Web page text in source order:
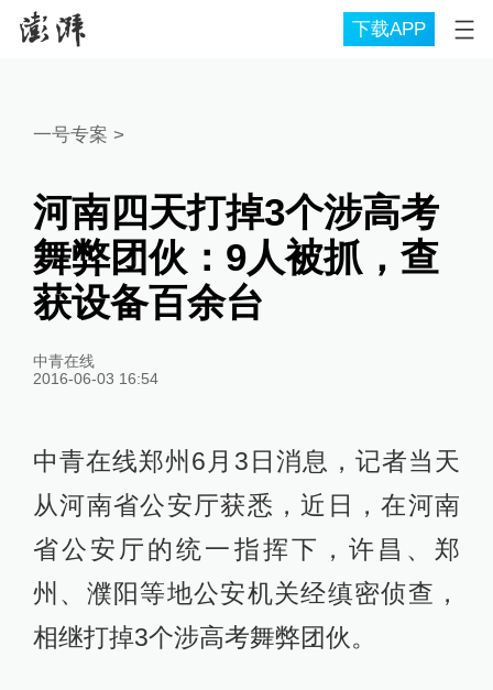
下载APP
一号专案 >
河南四天打掉3个涉高考
舞弊团伙：9人被抓，查
获设备百余台
中青在线
2016-06-03 16:54
中青在线郑州6月3日消息，记者当天
从河南省公安厅获悉，近日，在河南
省公安厅的统一指挥下，许昌、郑
州、濮阳等地公安机关经缜密侦查，
相继打掉3个涉高考舞弊团伙。